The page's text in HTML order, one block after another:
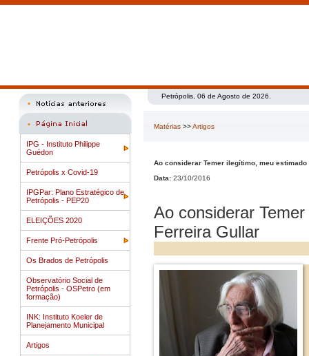
IPG - Instituto Philippe
Guédon
Petrópolis x Covid-19
IPGPar: Plano Estratégico de
Petrópolis - PEP20
ELEIÇÕES 2020
Frente Pró-Petrópolis
Os Brados de Petrópolis
Observatório Social de
Petrópolis - OSPetro (em
formação)
INK: Instituto Koeler de
Planejamento Municipal
Artigos
Petrópolis, 06 de Agosto de 2026.
Matérias >>Artigos
Ao considerar Temer ilegítimo, meu
Data: 23/10/2016
Ao considerar
Ferreira Gullar